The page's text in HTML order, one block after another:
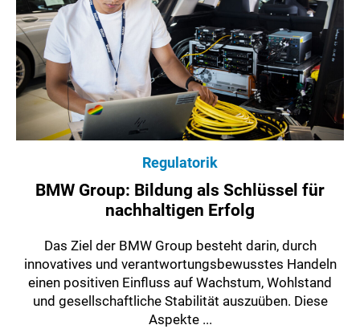
Regulatorik
BMW Group: Bildung als Schlüssel für
nachhaltigen Erfolg
Das Ziel der BMW Group besteht darin, durch
innovatives und verantwortungsbewusstes Handeln
einen positiven Einfluss auf Wachstum, Wohlstand
und gesellschaftliche Stabilität auszuüben. Diese
Aspekte ...